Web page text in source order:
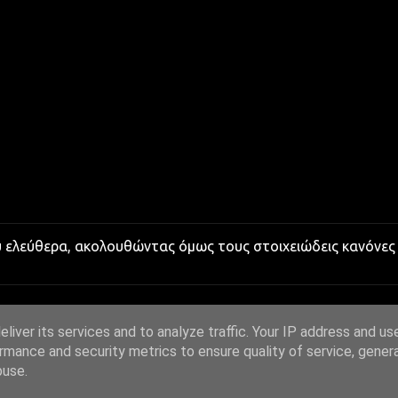
ακολουθώντας όμως τους στοιχειώδεις κανόνες
its services and to analyze traffic. Your IP address and
and security metrics to ensure quality of service,